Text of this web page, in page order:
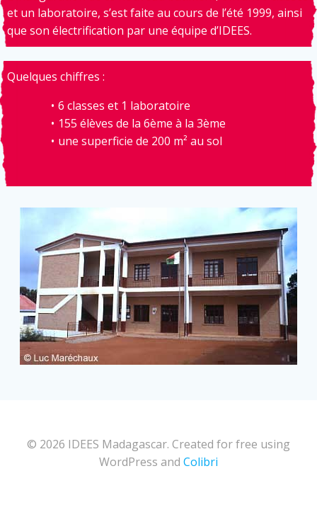
et un laboratoire, s’est faite au cours de l’été 1999, ainsi
que son électrification par une équipe d’IDEES.
Quelques chiffres :
6 classes et 1 laboratoire
155 élèves de la 6ème à la 3ème
une superficie de 200 m² au sol
© 2026 IDEES Madagascar. Created for free using
WordPress and Colibri